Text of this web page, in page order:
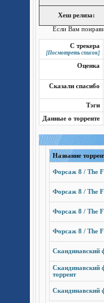
Хеш релиза:
Если Вам
С трекера
[Посмотреть список]
Оценка
Сказали спасибо
Тэги
Данные о торренте
Название
Форсаж 8 / The
Форсаж 8 / The
Форсаж 8 / The
Форсаж 8 / The
Скандинавский
Скандинавский
торрент
Скандинавский